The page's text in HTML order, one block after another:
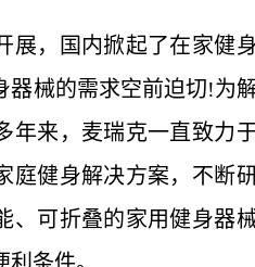
展，国内掀起了在家健
器械的需求空前迫切!为
年来，麦瑞克一直致力
庭健身解决方案，不断
、可折叠的家用健身器